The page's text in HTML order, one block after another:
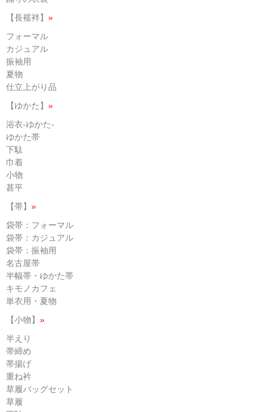
【長襦袢】 »
フォーマル
カジュアル
振袖用
夏物
仕立上がり品
【ゆかた】 »
浴衣-ゆかた-
ゆかた帯
下駄
巾着
小物
甚平
【帯】 »
袋帯：フォーマル
袋帯：カジュアル
袋帯：振袖用
名古屋帯
半幅帯・ゆかた帯
キモノカフェ
単衣用・夏物
【小物】 »
半えり
帯締め
帯揚げ
重ね衿
草履バッグセット
草履